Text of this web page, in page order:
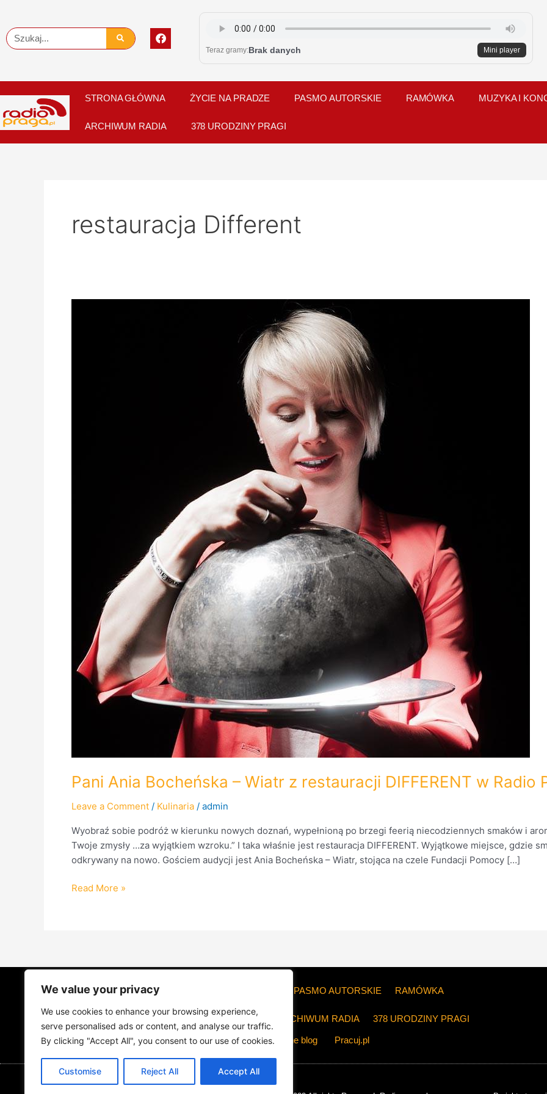
We value your privacy
We use cookies to enhance your browsing experience,
serve personalised ads or content, and analyse our traffic.
By clicking "Accept All", you consent to our use of cookies.
Customise Reject All Accept All
content
Szukaj
F
a
c
o
o
k
Teraz gramy:Brak danych Mini player
STRONA GŁÓWNA ŻYCIE NA PRADZE PASMO AUTORSKIE RAMÓWKA MUZYKA I
ARCHIWUM RADIA 378 URODZINY PRAGI
restauracja Different
Pani Ania Bocheńska – Wiatr z restauracji DIFFERENT w Radio
Leave a Comment / Kulinaria / admin
Wyobraź sobie podróż w kierunku nowych doznań, wypełnioną po brzegi feerią niecodziennych smaków i
Twoje zmysły …za wyjątkiem wzroku.” I taka właśnie jest restauracja DIFFERENT. Wyjątkowe miejsce, gdzie
odkrywany na nowo. Gościem audycji jest Ania Bocheńska – Wiatr, stojąca na czele Fundacji Pomocy […]
Read More »
STRONA GŁÓWNA PASMO AUTORSKIE RAMÓWKA
MUZYKA I KONCERTY KONTAKT ARCHIWUM RADIA 378 URODZINY PRAGI
The blog Pracuj.pl